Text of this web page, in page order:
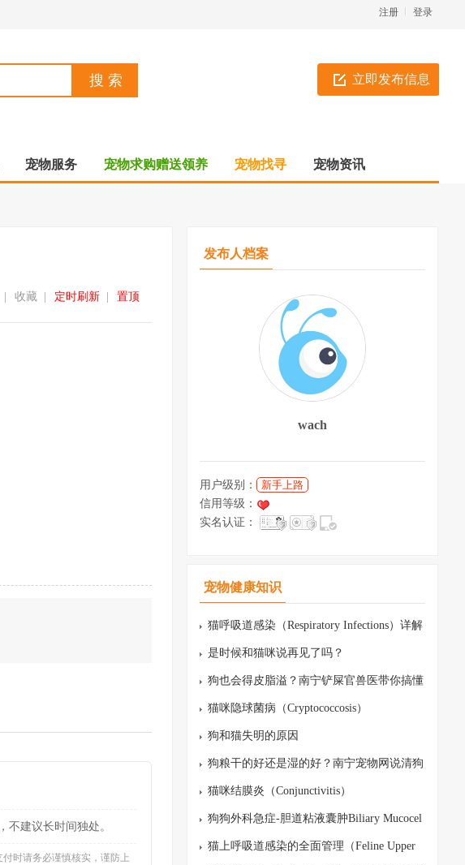
登录
注册
立即发布信息
宠物服务 宠物求购赠送领养 宠物找寻 宠物资讯
置顶
定时刷新
收藏
不建议长时间独处。
时请务必谨慎核实，谨防上
发布人档案
wach
用户级别：
新手上路
信用等级：
实名认证：
宠物健康知识
猫呼吸道感染（Respiratory Infections）详解
是时候和猫咪说再见了吗？
狗也会得皮脂溢？南宁铲屎官兽医带你搞懂
猫咪隐球菌病（Cryptococcosis）
狗和猫失明的原因
狗粮干的好还是湿的好？南宁宠物网说清狗
狗饮食怎么选（别突然换粮）
猫咪结膜炎（Conjunctivitis）
狗狗外科急症-胆道粘液囊肿Biliary Mucocel
e 猫上呼吸道感染的全面管理（Feline Upper